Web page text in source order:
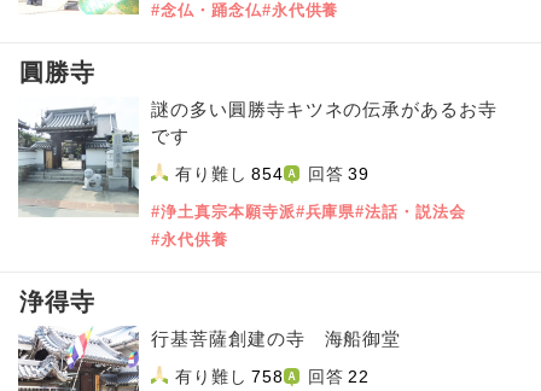
#念仏・踊念仏#永代供養
圓勝寺
謎の多い圓勝寺キツネの伝承があるお寺
です
有り難し 854 回答 39
#浄土真宗本願寺派#兵庫県#法話・説法会
#永代供養
浄得寺
行基菩薩創建の寺 海船御堂
有り難し 758 回答 22